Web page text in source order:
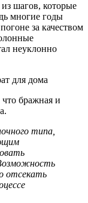
шагов, которые
многие годы
за качеством
неуклонно
бражная и
типа,
отсекать